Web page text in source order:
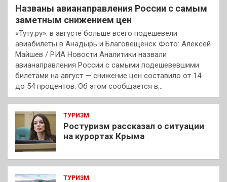
Названы авианаправления России с самым
заметным снижением цен
«Туту.ру»: в августе больше всего подешевели
авиабилеты в Анадырь и Благовещенск Фото: Алексей
Майшев / РИА Новости Аналитики назвали
авианаправления России с самыми подешевевшими
билетами на август — снижение цен составило от 14
до 54 процентов. Об этом сообщается в…
ТУРИЗМ
Ростуризм рассказал о ситуации
на курортах Крыма
ТУРИЗМ